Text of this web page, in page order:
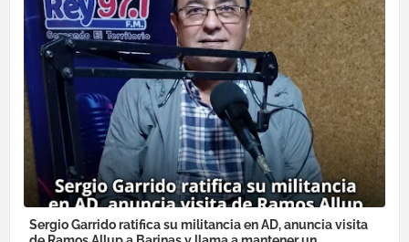
Sergio Garrido ratifica su militancia en AD, anuncia visita